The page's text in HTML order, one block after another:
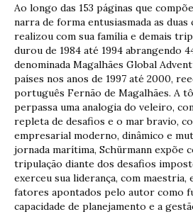
Ao longo das 153 páginas que
narra de forma entusiasmada as duas
realizou com sua família e demais
durou de 1984 até 1994 abrangendo
denominada Magalhães Global
países nos anos de 1997 até 2000,
português Fernão de Magalhães. A
perpassa uma analogia do veleiro,
repleta de desafios e o mar bravio,
empresarial moderno, dinâmico e
jornada marítima, Schürmann expõe
tripulação diante dos desafios
exerceu sua liderança, com maestria,
fatores apontados pelo autor como
capacidade de planejamento e a